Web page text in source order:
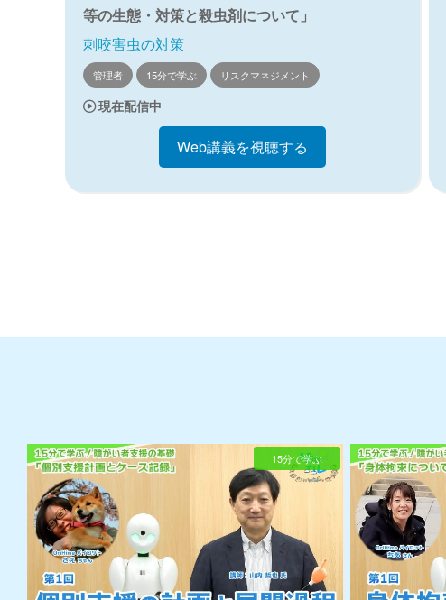
等の生態・対策と殺虫剤について」
刺咬害虫の対策
管理者 15分で学ぶ リスクマネジメント
現在配信中
Web講義を視聴する
15分で学ぶ